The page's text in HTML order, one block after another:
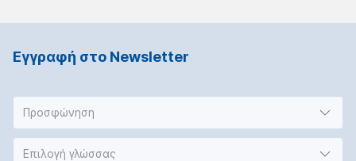
Εγγραφή στο Νewsletter
Προσφώνηση
Επιλογή γλώσσας